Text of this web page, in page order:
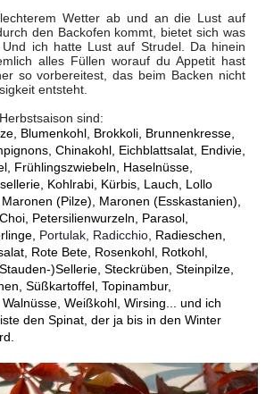
Wetter ab und an die Lust auf
den Backofen kommt, bietet sich was
ich hatte Lust auf Strudel. Da hinein
alles Füllen worauf du Appetit hast
so vorbereitest, das beim Backen nicht
entsteht.
sind:
Blumenkohl, Brokkoli, Brunnenkresse,
Chinakohl, Eichblattsalat, Endivie,
Frühlingszwiebeln, Haselnüsse,
Kohlrabi, Kürbis, Lauch, Lollo
(Pilze), Maronen (Esskastanien),
Petersilienwurzeln, Parasol,
Portulak, Radicchio, Radieschen,
Rote Bete, Rosenkohl, Rotkohl,
)Sellerie, Steckrüben, Steinpilze,
Süßkartoffel, Topinambur,
Walnüsse, Weißkohl, Wirsing... und ich
den Spinat, der ja bis in den Winter